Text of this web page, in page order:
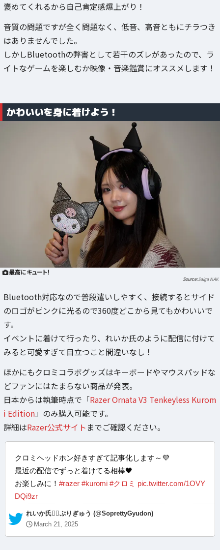
褒めてくれるから自己肯定感爆上がり！
音質の問題ですが全く問題なく、低音、高音ともにチラつき
はありませんでした。
しかしBluetoothの弊害として若干のズレがあったので、ラ
イトなゲームを楽しむか映像・音楽鑑賞にオススメします！
かわいいを身に着けよう！
最高にキュート！
Saiga NAK
Bluetooth対応なので普段遣いしやすく、接続するとサイド
のロゴがピンクに光るので360度どこから見てもかわいいで
す。
イベントに着けて行ったり、れいか氏のように配信に付けて
みると可愛すぎて目立つこと間違いなし！
ほかにもクロミコラボグッズはキーボードやマウスパッドな
どファンにはたまらない商品が発表。
日本からは執筆時点で「Razer Ornata V3 Tenkeyless Kurom
i Edition」のみ購入可能です。
詳細はRazer公式サイト までご確認ください。
クロミヘッドホン好きすぎて記事化します～💜
最近の配信でずっと着けてる相棒🖤
お楽しみに！ #razer #kuromi #クロミ pic.twitter.com/1OVY
DQi9zr
— れいか氏❤️‍🔥ぷりぎゅう (@SoprettyGyudon)
March 21, 2025